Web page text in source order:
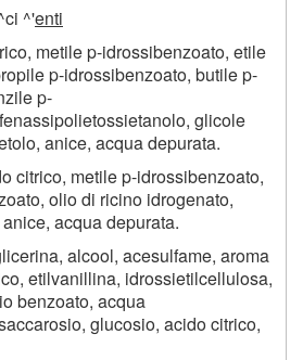
^'enti
metile p-idrossibenzoato, etile
p-idrossibenzoato, butile p-
p-
glicole
anice, acqua depurata.
citrico, metile p-idrossibenzoato,
olio di ricino idrogenato,
acqua depurata.
alcool, acesulfame, aroma
etilvanillina, idrossietilcellulosa,
benzoato, acqua
glucosio, acido citrico,